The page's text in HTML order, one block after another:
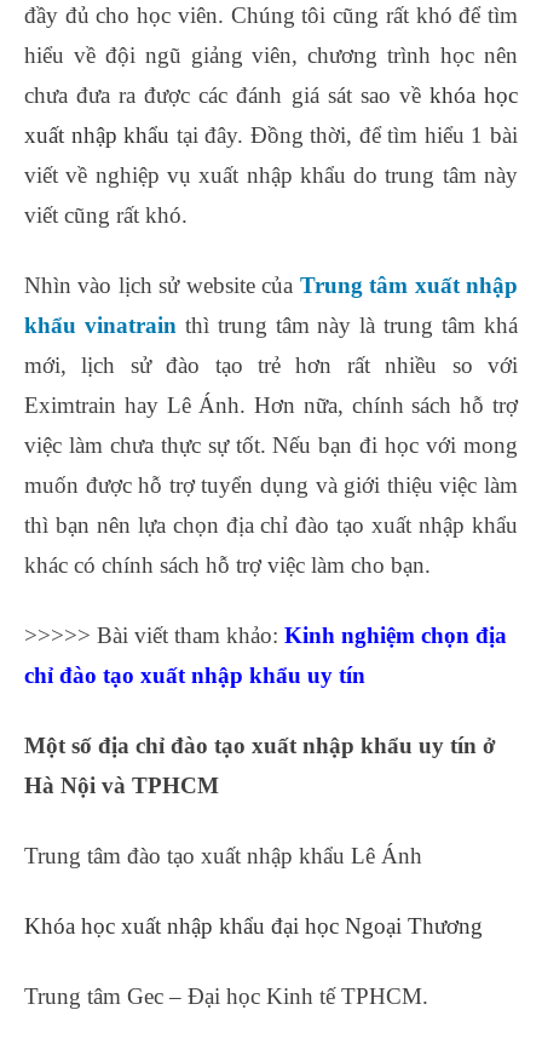
đầy đủ cho học viên. Chúng tôi cũng rất khó để tìm
hiểu về đội ngũ giảng viên, chương trình học nên
chưa đưa ra được các đánh giá sát sao về khóa học
xuất nhập khẩu tại đây. Đồng thời, để tìm hiểu 1 bài
viết về nghiệp vụ xuất nhập khẩu do trung tâm này
viết cũng rất khó.
Nhìn vào lịch sử website của Trung tâm xuất nhập
khẩu vinatrain thì trung tâm này là trung tâm khá
mới, lịch sử đào tạo trẻ hơn rất nhiều so với
Eximtrain hay Lê Ánh. Hơn nữa, chính sách hỗ trợ
việc làm chưa thực sự tốt. Nếu bạn đi học với mong
muốn được hỗ trợ tuyển dụng và giới thiệu việc làm
thì bạn nên lựa chọn địa chỉ đào tạo xuất nhập khẩu
khác có chính sách hỗ trợ việc làm cho bạn.
>>>>> Bài viết tham khảo: Kinh nghiệm chọn địa
chỉ đào tạo xuất nhập khẩu uy tín
Một số địa chỉ đào tạo xuất nhập khẩu uy tín ở
Hà Nội và TPHCM
Trung tâm đào tạo xuất nhập khẩu Lê Ánh
Khóa học xuất nhập khẩu đại học Ngoại Thương
Trung tâm Gec – Đại học Kinh tế TPHCM.